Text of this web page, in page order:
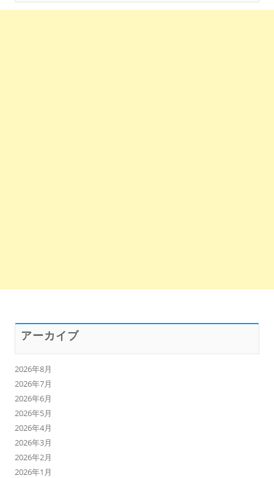
アーカイブ
2026年8月
2026年7月
2026年6月
2026年5月
2026年4月
2026年3月
2026年2月
2026年1月